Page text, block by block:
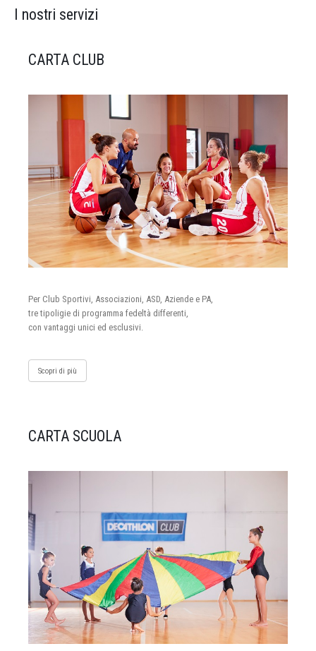
I nostri servizi
CARTA CLUB
Per Club Sportivi, Associazioni, ASD, Aziende e PA,
tre tipoligie di programma fedeltà differenti,
con vantaggi unici ed esclusivi.
Scopri di più
CARTA SCUOLA